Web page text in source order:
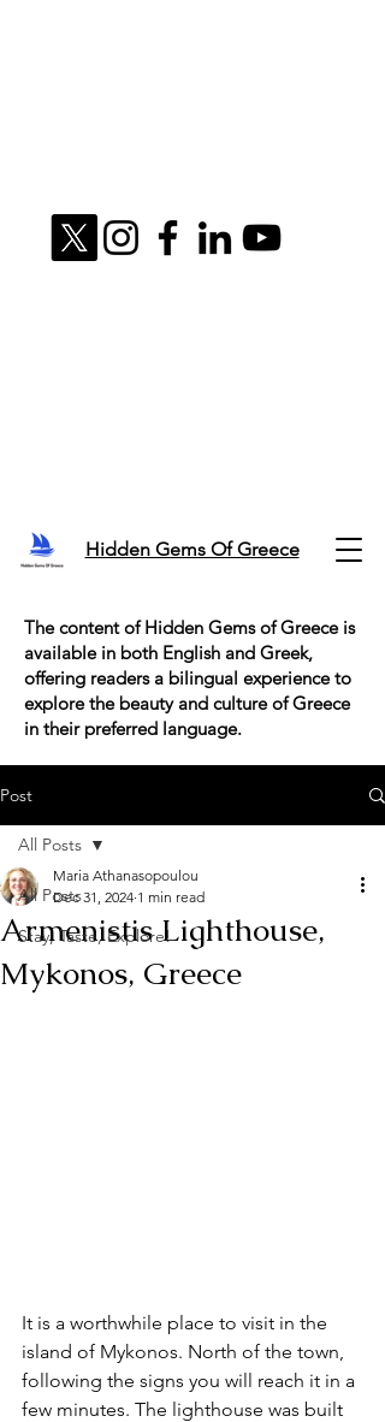
Hidden Gems Of Greece
The content of Hidden Gems of Greece is
available in both English and Greek,
offering readers a bilingual experience to
explore the beauty and culture of Greece
in their preferred language.
Post
All Posts
Stay, Taste, Explore!
All Posts
Armenistis Lighthouse,
Mykonos, Greece
Maria Athanasopoulou
Dec 31, 2024 1 min read
It is a worthwhile place to visit in the
island of Mykonos. North of the town,
following the signs you will reach it in a
few minutes. The lighthouse was built